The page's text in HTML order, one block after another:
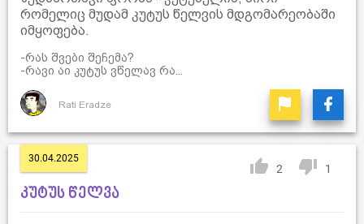
რომელიც მუდამ კუტუს წელვის მდგომარეობაში
იმყოფება.
-რას შვები შეჩემა?
-რავი აი კუტუს ვწელავ რა...
Rati Eradze
30.04.2025
2 1
კუტუს წელვა